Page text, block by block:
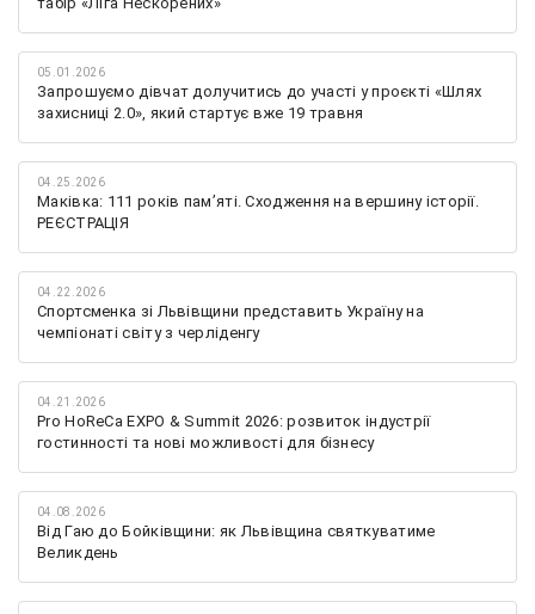
05.01.2026
Запрошуємо дівчат долучитись до участі у проєкті «Шлях
захисниці 2.0», який стартує вже 19 травня
04.25.2026
Маківка: 111 років пам’яті. Сходження на вершину історії.
РЕЄСТРАЦІЯ
04.22.2026
Спортсменка зі Львівщини представить Україну на
чемпіонаті світу з черліденгу
04.21.2026
Pro HoReCa EXPO & Summit 2026: розвиток індустрії
гостинності та нові можливості для бізнесу
04.08.2026
Від Гаю до Бойківщини: як Львівщина святкуватиме
Великдень